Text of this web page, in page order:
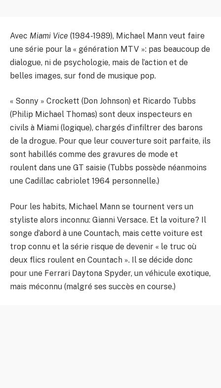
Avec Miami Vice (1984-1989), Michael Mann veut faire
une série pour la « génération MTV »: pas beaucoup de
dialogue, ni de psychologie, mais de l’action et de
belles images, sur fond de musique pop.
« Sonny » Crockett (Don Johnson) et Ricardo Tubbs
(Philip Michael Thomas) sont deux inspecteurs en
civils à Miami (logique), chargés d’infiltrer des barons
de la drogue. Pour que leur couverture soit parfaite, ils
sont habillés comme des gravures de mode et
roulent dans une GT saisie (Tubbs possède néanmoins
une Cadillac cabriolet 1964 personnelle.)
Pour les habits, Michael Mann se tournent vers un
styliste alors inconnu: Gianni Versace. Et la voiture? Il
songe d’abord à une Countach, mais cette voiture est
trop connu et la série risque de devenir « le truc où
deux flics roulent en Countach ». Il se décide donc
pour une Ferrari Daytona Spyder, un véhicule exotique,
mais méconnu (malgré ses succès en course.)